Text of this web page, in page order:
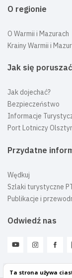
Ta strona używa
O regionie
O Warmii i Mazurach
Krainy Warmii i Mazur
Jak się poruszać
Jak dojechać?
Bezpieczeństwo
Informacje
Port Lotniczy
Przydatne
Wędkuj
Szlaki turystyczne
Publikacje i
Odwiedź nas